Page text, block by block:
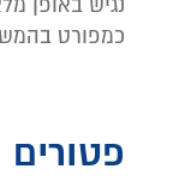
נגיש באופן
כמפורט
פטורים